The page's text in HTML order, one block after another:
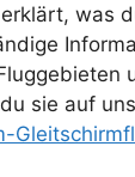
was
sie auf